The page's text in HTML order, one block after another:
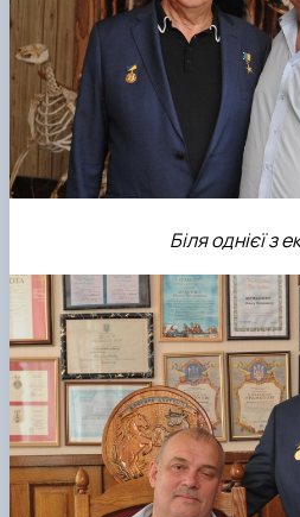
Біля однієї з